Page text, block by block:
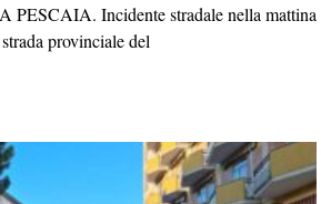
Incidente stradale nella mattina
provinciale del